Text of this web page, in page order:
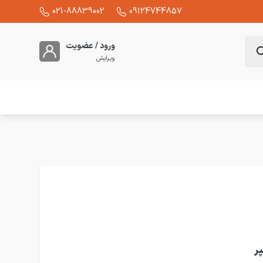
09124744857
021-88839002
ورود / عضویت
ویرایش
تک پل 1.6 آمپر